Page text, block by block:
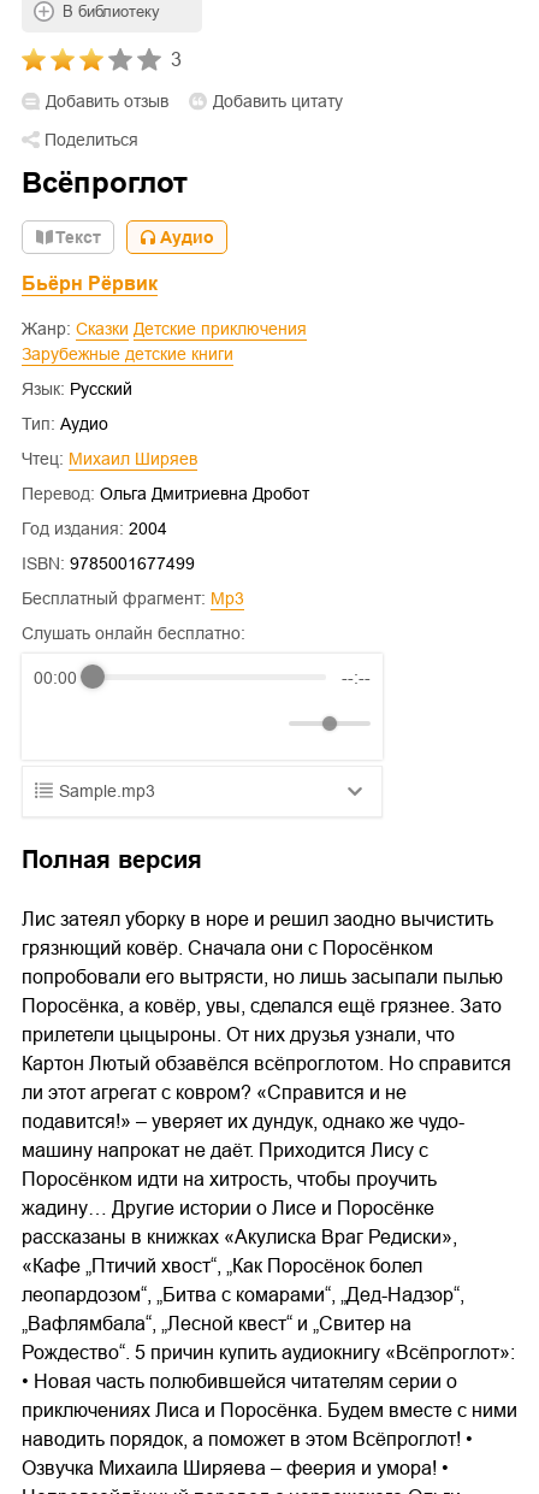
В библиотеку
3
Добавить отзыв
Добавить цитату
Поделиться
Всёпроглот
Текст Аудио
Бьёрн Рёрвик
Жанр: Сказки
Детские приключения
Зарубежные детские книги
Язык: Русский
Тип: Аудио
Чтец:
Михаил Ширяев
Перевод: Ольга Дмитриевна Дробот
Год издания: 2004
ISBN: 9785001677499
Бесплатный фрагмент:
mp3
Слушать онлайн бесплатно:
00:00 --:--
Sample.mp3
03.mp3 14:00
Полная версия
Лис затеял уборку в норе и решил заодно вычистить
грязнющий ковёр. Сначала они с Поросёнком
попробовали его вытрясти, но лишь засыпали пылью
Поросёнка, а ковёр, увы, сделался ещё грязнее. Зато
прилетели цыцыроны. От них друзья узнали, что
Картон Лютый обзавёлся всёпроглотом. Но справится
ли этот агрегат с ковром? «Справится и не
подавится!» – уверяет их дундук, однако же чудо-
машину напрокат не даёт. Приходится Лису с
Поросёнком идти на хитрость, чтобы проучить
жадину… Другие истории о Лисе и Поросёнке
рассказаны в книжках «Акулиска Враг Редиски»,
«Кафе „Птичий хвост“, „Как Поросёнок болел
леопардозом“, „Битва с комарами“, „Дед-Надзор“,
„Вафлямбала“, „Лесной квест“ и „Свитер на
Рождество“. 5 причин купить аудиокнигу «Всёпроглот»:
• Новая часть полюбившейся читателям серии о
приключениях Лиса и Поросёнка. Будем вместе с ними
наводить порядок, а поможет в этом Всёпроглот! •
Озвучка Михаила Ширяева – феерия и умора! •